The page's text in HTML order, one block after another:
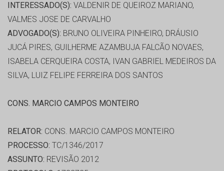
INTERESSADO(S): VALDENIR DE QUEIROZ MARIANO,
VALMES JOSE DE CARVALHO
ADVOGADO(S): BRUNO OLIVEIRA PINHEIRO, DRÁUSIO
JUCÁ PIRES, GUILHERME AZAMBUJA FALCÃO NOVAES,
ISABELA CERQUEIRA COSTA, IVAN GABRIEL MEDEIROS DA
SILVA, LUIZ FELIPE FERREIRA DOS SANTOS
CONS. MARCIO CAMPOS MONTEIRO
RELATOR: CONS. MARCIO CAMPOS MONTEIRO
PROCESSO: TC/1346/2017
ASSUNTO: REVISÃO 2012